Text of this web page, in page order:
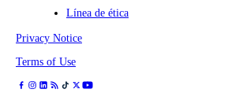
Línea de ética
Privacy Notice
Terms of Use